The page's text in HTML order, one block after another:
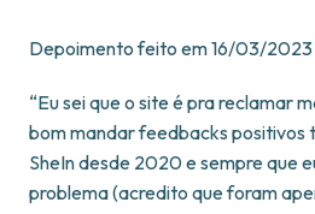
Depoimento feito em 16/03/2023
“Eu sei que o site é pra reclamar
bom mandar feedbacks positivos
SheIn desde 2020 e sempre que
problema (acredito que foram